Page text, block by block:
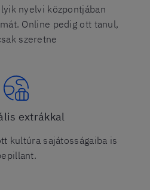
nyelvi központjában
Online pedig ott tanul,
szeretne
extrákkal
kultúra sajátosságaiba is